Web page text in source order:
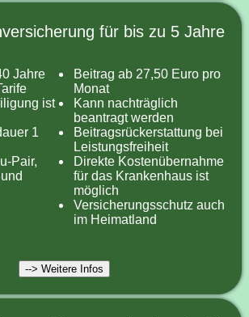
für bis zu 5 Jahre
Jahre
ist
1
Pair,
Beitrag ab 27,50 Euro pro
Monat
Kann nachträglich
beantragt werden
Beitragsrückerstattung bei
Leistungsfreiheit
Direkte Kostenübernahme
für das Krankenhaus ist
möglich
Versicherungsschutz auch
im Heimatland
--> Weitere Infos